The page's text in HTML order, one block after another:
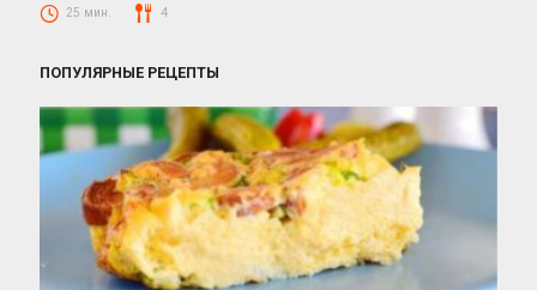
25 мин. 4
ПОПУЛЯРНЫЕ РЕЦЕПТЫ